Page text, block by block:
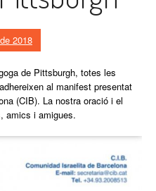
2018
de Pittsburgh, totes les
al manifest presentat
(CIB). La nostra oració i el
amics i amigues.